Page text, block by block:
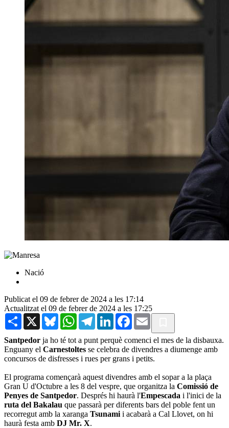
Nació
Publicat el 09 de febrer de 2024 a les 17:14
Actualitzat el 09 de febrer de 2024 a les 17:25
Share X BlueskyWhatsAppTelegramLinkedInFacebook
Email
Santpedor ja ho té tot a punt perquè comenci el mes de la disbauxa.
Enguany el Carnestoltes se celebra de divendres a diumenge amb
concursos de disfresses i rues per grans i petits.
El programa començarà aquest divendres amb el sopar a la plaça
Gran U d'Octubre a les 8 del vespre, que organitza la Comissió de
Penyes de Santpedor. Després hi haurà l'Empescada i l'inici de la
ruta del Bakalau que passarà per diferents bars del poble fent un
recorregut amb la xaranga Tsunami i acabarà a Cal Llovet, on hi
haurà festa amb DJ Mr. X.